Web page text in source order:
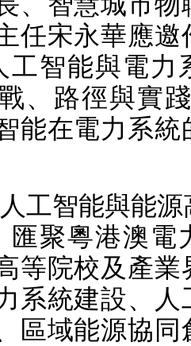
任宋永華應邀
工智能與電力
、路徑與實
能在電力系統
工智能與能
匯聚粵港澳電
等院校及產業
系統建設、人
區域能源協同